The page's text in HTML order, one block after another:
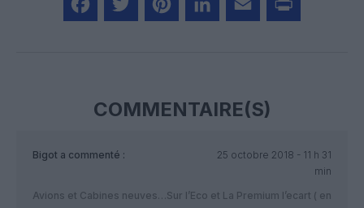
COMMENTAIRE(S)
Bigot a commenté :
25 octobre 2018 - 11 h 31
min
Avions et Cabines neuves…Sur l’Eco et La Premium l’ecart ( en